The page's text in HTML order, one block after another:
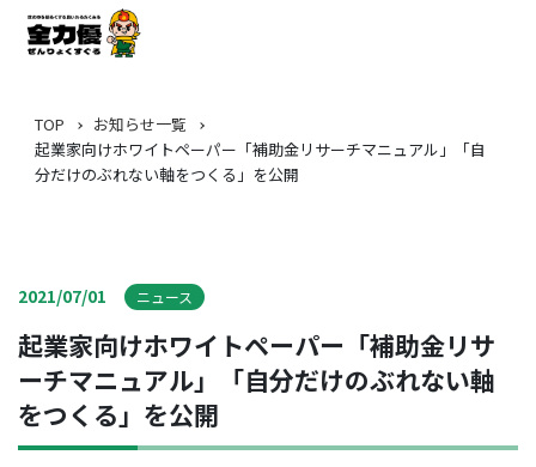
TOP
お知らせ一覧
起業家向けホワイトペーパー「補助金リサーチマニュアル」「自
分だけのぶれない軸をつくる」を公開
2021/07/01 ニュース
起業家向けホワイトペーパー「補助金リサ
ーチマニュアル」「自分だけのぶれない軸
をつくる」を公開